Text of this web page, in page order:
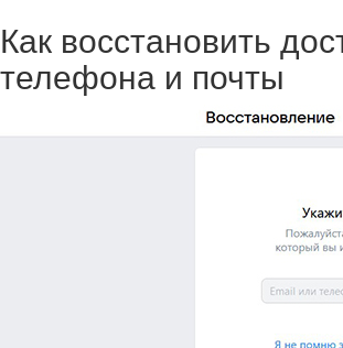
Как восстановить
телефона и почты